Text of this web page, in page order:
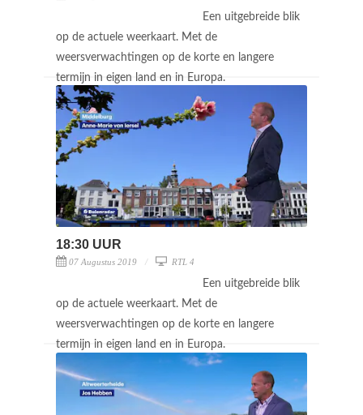
Een uitgebreide blik
op de actuele weerkaart. Met de
weersverwachtingen op de korte en langere
termijn in eigen land en in Europa.
18:30 UUR
07 Augustus 2019 RTL 4
Een uitgebreide blik
op de actuele weerkaart. Met de
weersverwachtingen op de korte en langere
termijn in eigen land en in Europa.